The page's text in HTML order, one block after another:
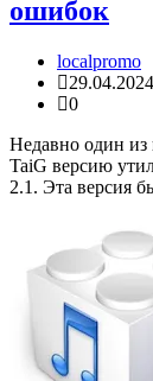
ошибок
localpromo
29.04.2024
0
Недавно один из
TaiG версию
2.1. Эта версия